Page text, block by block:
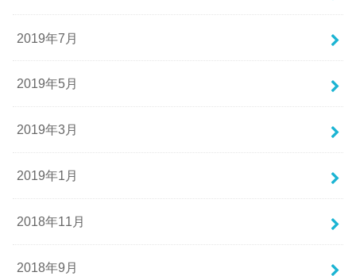
2019年7月
2019年5月
2019年3月
2019年1月
2018年11月
2018年9月